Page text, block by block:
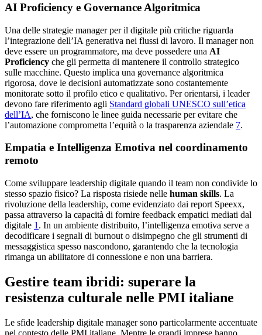
AI Proficiency e Governance Algoritmica
Una delle strategie manager per il digitale più critiche riguarda
l’integrazione dell’IA generativa nei flussi di lavoro. Il manager non
deve essere un programmatore, ma deve possedere una AI
Proficiency che gli permetta di mantenere il controllo strategico
sulle macchine. Questo implica una governance algoritmica
rigorosa, dove le decisioni automatizzate sono costantemente
monitorate sotto il profilo etico e qualitativo. Per orientarsi, i leader
devono fare riferimento agli Standard globali UNESCO sull’etica
dell’IA, che forniscono le linee guida necessarie per evitare che
l’automazione comprometta l’equità o la trasparenza aziendale 7.
Empatia e Intelligenza Emotiva nel coordinamento
remoto
Come sviluppare leadership digitale quando il team non condivide lo
stesso spazio fisico? La risposta risiede nelle human skills. La
rivoluzione della leadership, come evidenziato dai report Speexx,
passa attraverso la capacità di fornire feedback empatici mediati dal
digitale 1 . In un ambiente distribuito, l’intelligenza emotiva serve a
decodificare i segnali di burnout o disimpegno che gli strumenti di
messaggistica spesso nascondono, garantendo che la tecnologia
rimanga un abilitatore di connessione e non una barriera.
Gestire team ibridi: superare la
resistenza culturale nelle PMI italiane
Le sfide leadership digitale manager sono particolarmente accentuate
nel contesto delle PMI italiane. Mentre le grandi imprese hanno